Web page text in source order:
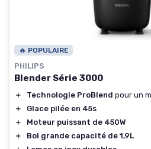
🔥 POPULAIRE
PHILIPS
Blender Série 3000
＋ Technologie ProBlend pour un
＋
Glace pilée en 45s
＋
Moteur puissant de 450W
＋
Bol grande capacité de 1,9L